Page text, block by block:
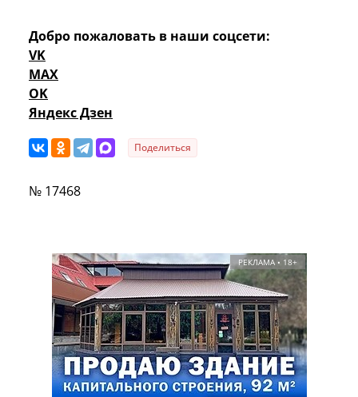
Добро пожаловать в наши соцсети:
VK
MAX
OK
Яндекс Дзен
Поделиться
№ 17468
РЕКЛАМА • 18+